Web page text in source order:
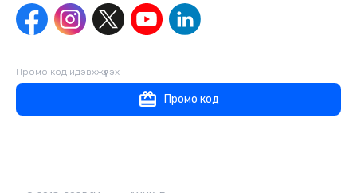
Промо код идэвхжүүлэх
Промо код